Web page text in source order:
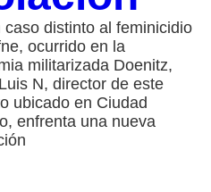
caso distinto al feminicidio
ocurrido en la
militarizada Doenitz,
N, director de este
ubicado en Ciudad
enfrenta una nueva